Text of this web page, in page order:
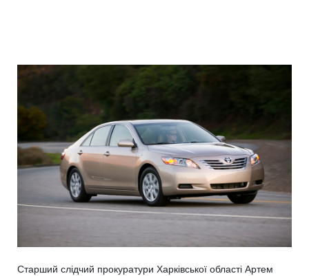
Старший слідчий прокуратури Харківської області Артем